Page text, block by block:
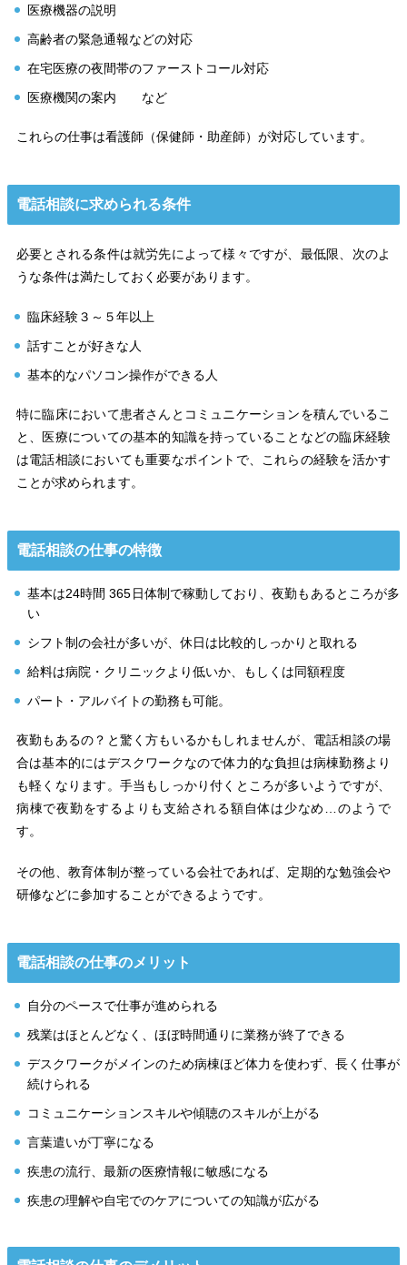
医療機器の説明
高齢者の緊急通報などの対応
在宅医療の夜間帯のファーストコール対応
医療機関の案内 など
これらの仕事は看護師（保健師・助産師）が対応しています。
電話相談に求められる条件
必要とされる条件は就労先によって様々ですが、最低限、次のよ
うな条件は満たしておく必要があります。
臨床経験３～５年以上
話すことが好きな人
基本的なパソコン操作ができる人
特に臨床において患者さんとコミュニケーションを積んでいるこ
と、医療についての基本的知識を持っていることなどの臨床経験
は電話相談においても重要なポイントで、これらの経験を活かす
ことが求められます。
電話相談の仕事の特徴
基本は24時間 365日体制で稼動しており、夜勤もあるところが多
い
シフト制の会社が多いが、休日は比較的しっかりと取れる
給料は病院・クリニックより低いか、もしくは同額程度
パート・アルバイトの勤務も可能。
夜勤もあるの？と驚く方もいるかもしれませんが、電話相談の場
合は基本的にはデスクワークなので体力的な負担は病棟勤務より
も軽くなります。手当もしっかり付くところが多いようですが、
病棟で夜勤をするよりも支給される額自体は少なめ…のようで
す。
その他、教育体制が整っている会社であれば、定期的な勉強会や
研修などに参加することができるようです。
電話相談の仕事のメリット
自分のペースで仕事が進められる
残業はほとんどなく、ほぼ時間通りに業務が終了できる
デスクワークがメインのため病棟ほど体力を使わず、長く仕事が
続けられる
コミュニケーションスキルや傾聴のスキルが上がる
言葉遣いが丁寧になる
疾患の流行、最新の医療情報に敏感になる
疾患の理解や自宅でのケアについての知識が広がる